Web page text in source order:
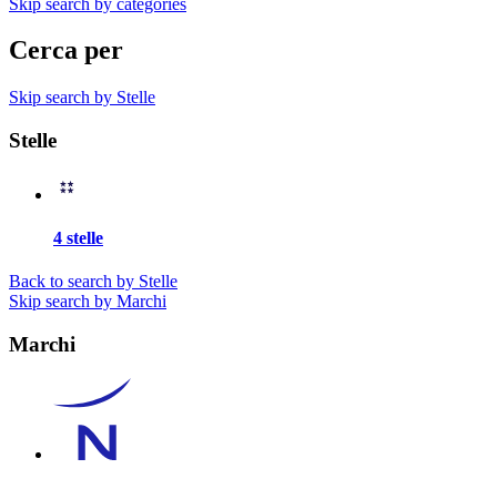
Cerca per
Skip search by Stelle
Stelle
4 stelle
Back to search by Stelle
Skip search by Marchi
Marchi